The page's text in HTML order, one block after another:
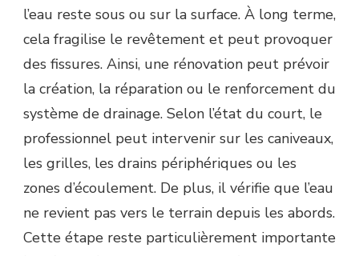
l’eau reste sous ou sur la surface. À long terme,
cela fragilise le revêtement et peut provoquer
des fissures. Ainsi, une rénovation peut prévoir
la création, la réparation ou le renforcement du
système de drainage. Selon l’état du court, le
professionnel peut intervenir sur les caniveaux,
les grilles, les drains périphériques ou les
zones d’écoulement. De plus, il vérifie que l’eau
ne revient pas vers le terrain depuis les abords.
Cette étape reste particulièrement importante